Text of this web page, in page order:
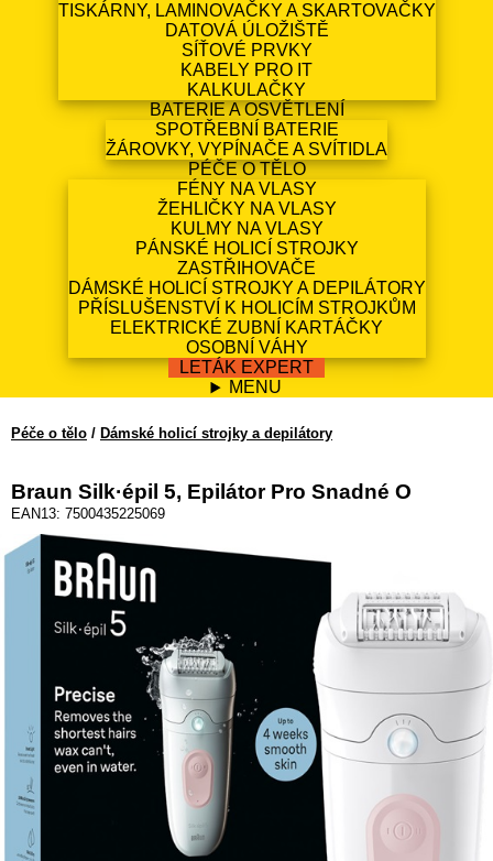
TISKÁRNY, LAMINOVAČKY A SKARTOVAČKY
DATOVÁ ÚLOŽIŠTĚ
SÍŤOVÉ PRVKY
KABELY PRO IT
KALKULAČKY
BATERIE A OSVĚTLENÍ
SPOTŘEBNÍ BATERIE
ŽÁROVKY, VYPÍNAČE A SVÍTIDLA
PÉČE O TĚLO
FÉNY NA VLASY
ŽEHLIČKY NA VLASY
KULMY NA VLASY
PÁNSKÉ HOLICÍ STROJKY
ZASTŘIHOVAČE
DÁMSKÉ HOLICÍ STROJKY A DEPILÁTORY
PŘÍSLUŠENSTVÍ K HOLICÍM STROJKŮM
ELEKTRICKÉ ZUBNÍ KARTÁČKY
OSOBNÍ VÁHY
LETÁK EXPERT
MENU
Péče o tělo / Dámské holicí strojky a depilátory
Braun Silk·épil 5, Epilátor Pro Snadné O
EAN13: 7500435225069